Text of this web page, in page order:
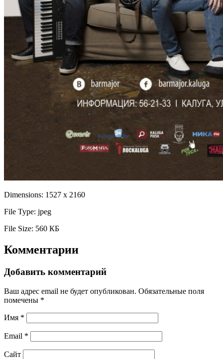
Dimensions: 1527 x 2160
File Type: jpeg
File Size: 560 КБ
Комментарии
Добавить комментарий
Ваш адрес email не будет опубликован. Обязательные поля
помечены *
Имя *
Email *
Сайт